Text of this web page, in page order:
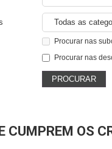
Procurar nas
Procurar nas
CUMPREM OS